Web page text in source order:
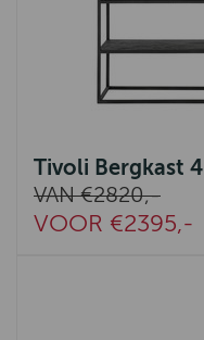
Tivoli Bergkast
VAN €2820,-
VOOR €2395,-